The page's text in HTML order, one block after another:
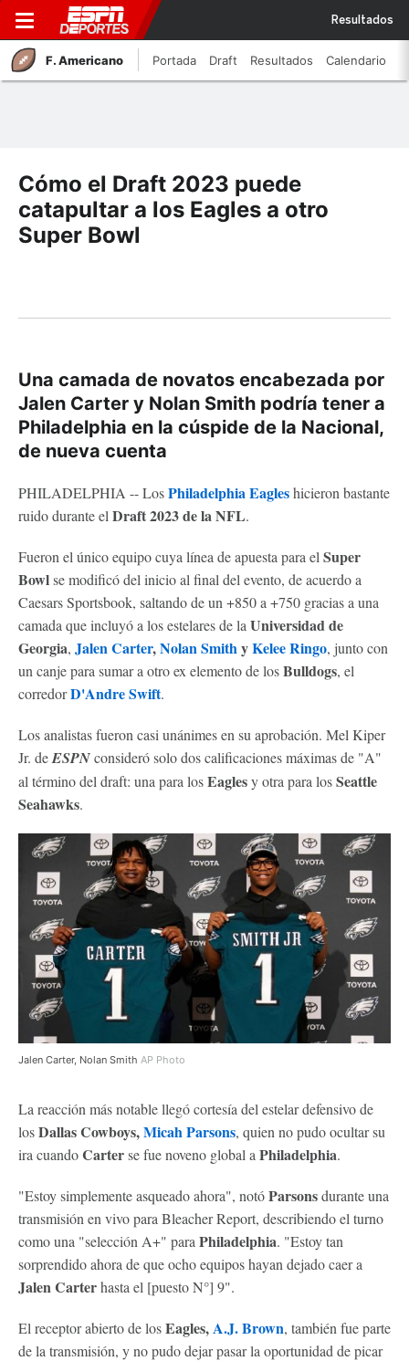
Resultados
F. Americano Portada Draft Resultados Calendario
Cómo el Draft 2023 puede
catapultar a los Eagles a otro
Super Bowl
Una camada de novatos encabezada por
Jalen Carter y Nolan Smith podría tener a
Philadelphia en la cúspide de la Nacional,
de nueva cuenta
PHILADELPHIA -- LosPhiladelphia Eagleshicieron bastante
ruido durante el Draft 2023 de la NFL.
Fueron el único equipo cuya línea de apuesta para el Super
Bowlse modificó del inicio al final del evento, de acuerdo a
Caesars Sportsbook, saltando de un +850 a +750 gracias a una
camada que incluyó a los estelares de la Universidad de
Georgia, Jalen Carter,Nolan SmithyKelee Ringo, junto con
un canje para sumar a otro ex elemento de losBulldogs, el
corredorD'Andre Swift.
Los analistas fueron casi unánimes en su aprobación. Mel Kiper
Jr. deESPNconsideró solo dos calificaciones máximas de "A"
al término del draft: una para losEaglesy otra para losSeattle
Seahawks.
Jalen Carter, Nolan Smith AP Photo
La reacción más notable llegó cortesía del estelar defensivo de
losDallas Cowboys,Micah Parsons, quien no pudo ocultar su
ira cuandoCarterse fue noveno global a Philadelphia.
"Estoy simplemente asqueado ahora", notóParsonsdurante una
transmisión en vivo para Bleacher Report, describiendo el turno
como una "selección A+" para Philadelphia. "Estoy tan
sorprendido ahora de que ocho equipos hayan dejado caer a
Jalen Carterhasta el [puesto N°] 9".
El receptor abierto de losEagles,A.J. Brown, también fue parte
de la transmisión, y no pudo dejar pasar la oportunidad de picar